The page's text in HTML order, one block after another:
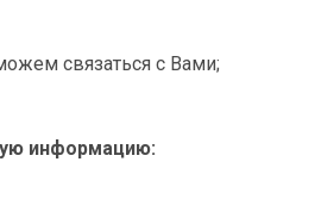
связаться с Вами;
информацию: